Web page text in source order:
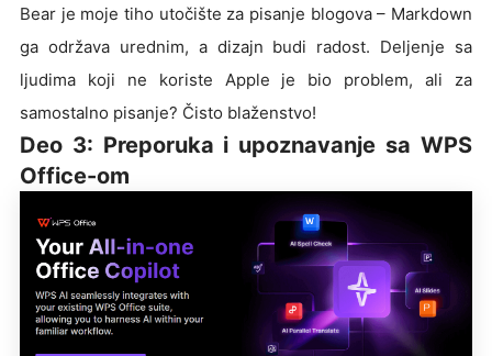
Bear je moje tiho utočište za pisanje blogova – Markdown
ga održava urednim, a dizajn budi radost. Deljenje sa
ljudima koji ne koriste Apple je bio problem, ali za
samostalno pisanje? Čisto blaženstvo!
Deo 3: Preporuka i upoznavanje sa WPS
Office-om